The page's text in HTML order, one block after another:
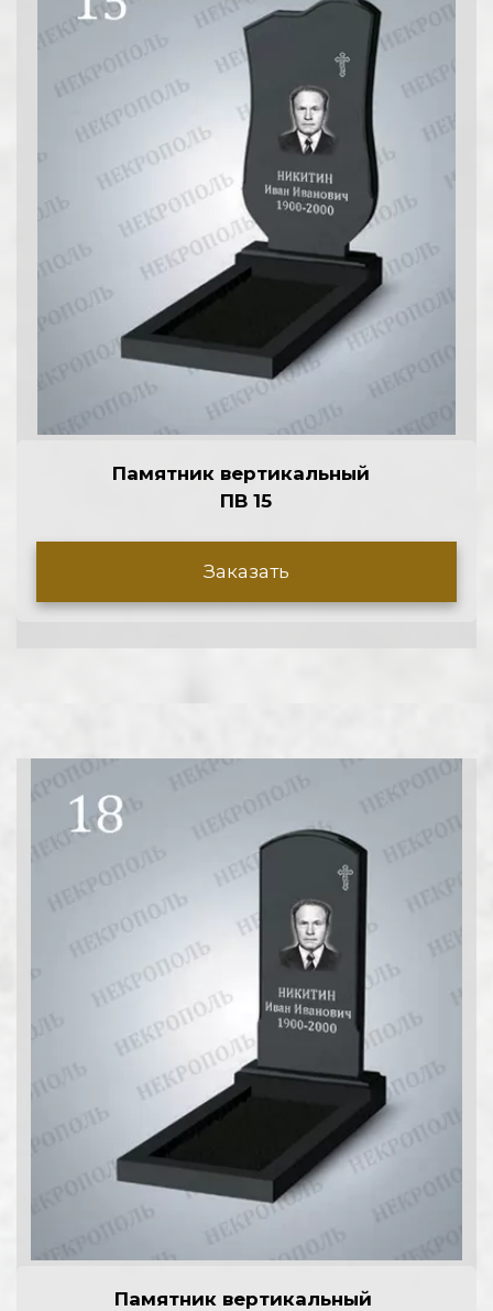
Памятник вертикальный
ПВ 15
Заказать
Памятник вертикальный